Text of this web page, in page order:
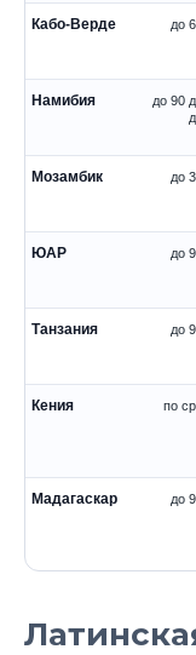
Кабо-Верде до
Намибия
до 90
Мозамбик до
ЮАР до
Танзания до
Кения по
Мадагаскар до